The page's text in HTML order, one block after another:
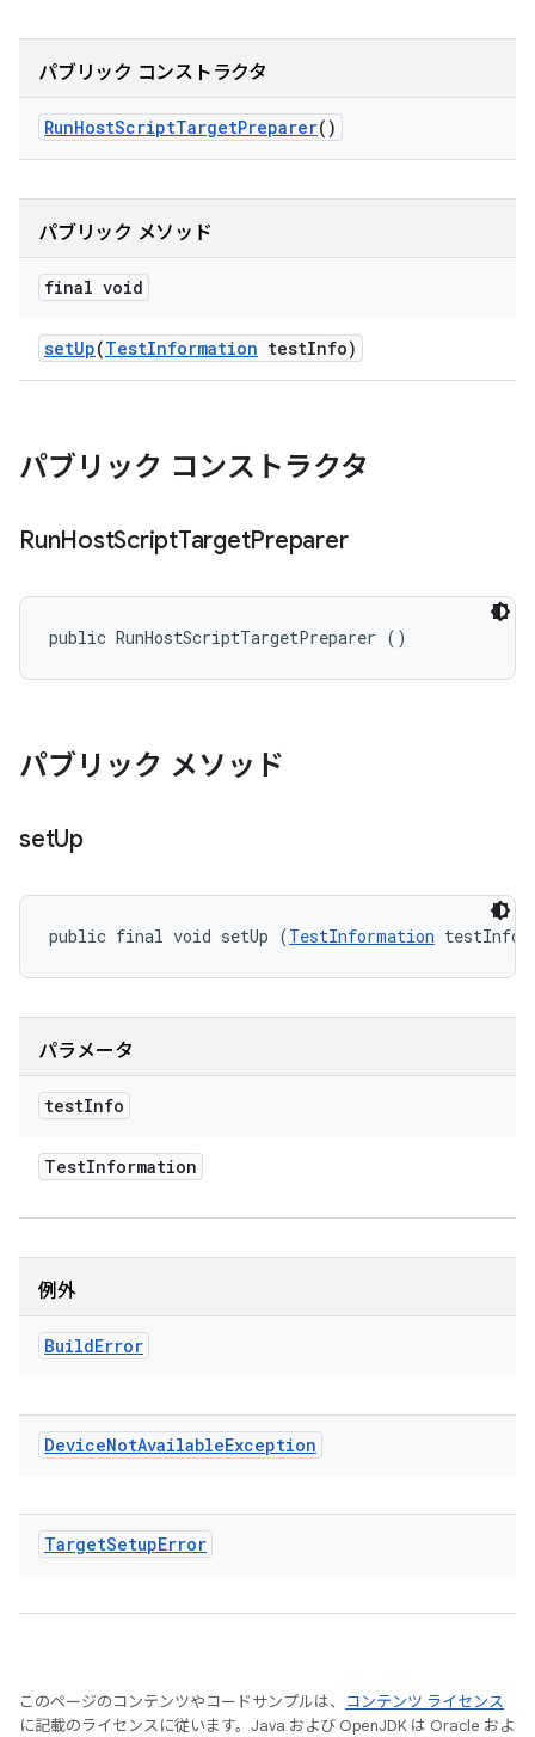
パブリック コンストラクタ
RunHostScriptTargetPreparer()
パブリック メソッド
final void
setUp(TestInformation testInfo)
パブリック コンストラクタ
RunHostScriptTargetPreparer
public RunHostScriptTargetPreparer ()
パブリック メソッド
setUp
public final void setUp (TestInformation testInfo)
パラメータ
testInfo
TestInformation
例外
BuildError
DeviceNotAvailableException
TargetSetupError
このページのコンテンツやコードサンプルは、
コンテンツ ライセンス
に記載のライセンスに従います。Java および OpenJDK は Oracle およ